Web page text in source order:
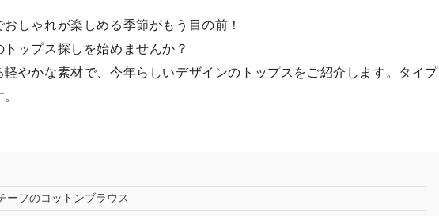
おしゃれが楽しめる季節がもう目の前！
トップス探しを始めませんか？
軽やかな素材で、今年らしいデザインのトップスをご紹介します。タイプ
ーフのコットンブラウス